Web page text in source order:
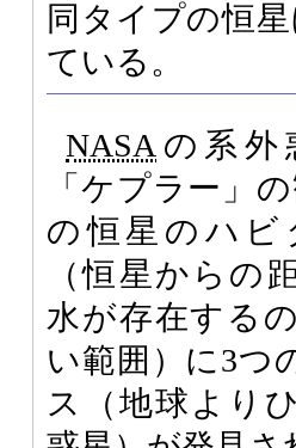
同タイプの恒
ている。
NASA の系外
「ケプラー」
の恒星のハビ
（恒星からの
水が存在する
い範囲）に3つ
ス（地球より